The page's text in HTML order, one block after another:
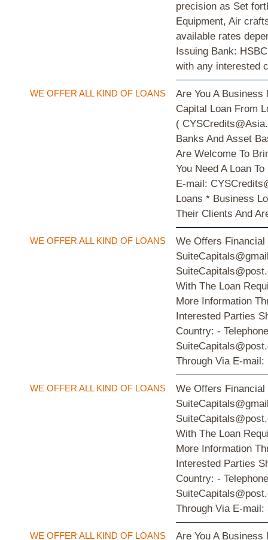
precision as Set
Equipment, Air
available rates
Issuing Bank:
with any interested
WE OFFER ALL KIND OF LOANS
Are You A Business
Capital Loan From
(
Banks And Asset
Are Welcome To
You Need A Loan
E-mail:
Loans * Business
Their Clients And
WE OFFER ALL KIND OF LOANS
We Offers Financial
With The Loan
More Information
Interested Parties
Country: -
Through Via E-
WE OFFER ALL KIND OF LOANS
We Offers Financial
With The Loan
More Information
Interested Parties
Country: -
Through Via E-
WE OFFER ALL KIND OF LOANS Are You A Business